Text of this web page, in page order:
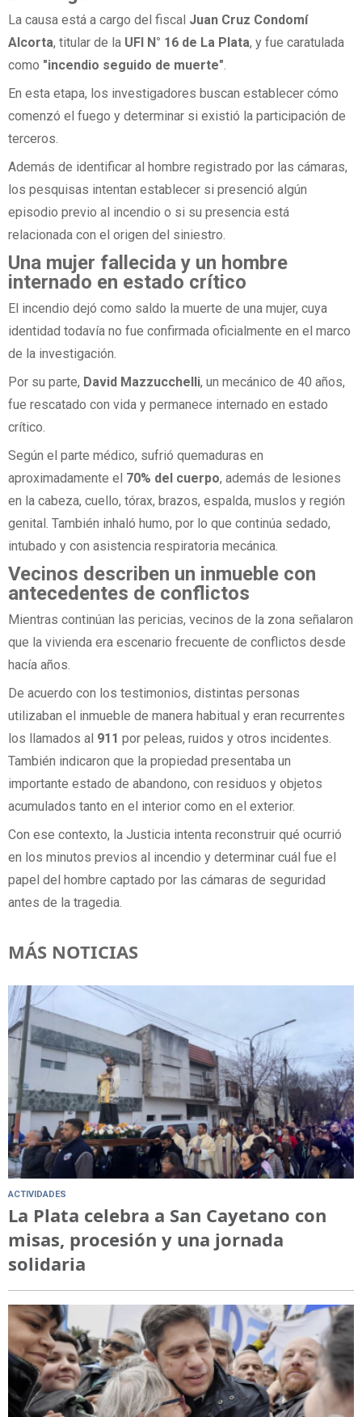
La causa está a cargo del fiscal Juan Cruz Condomí
Alcorta, titular de la UFI N° 16 de La Plata, y fue caratulada
como "incendio seguido de muerte".
En esta etapa, los investigadores buscan establecer cómo
comenzó el fuego y determinar si existió la participación de
terceros.
Además de identificar al hombre registrado por las cámaras,
los pesquisas intentan establecer si presenció algún
episodio previo al incendio o si su presencia está
relacionada con el origen del siniestro.
Una mujer fallecida y un hombre
internado en estado crítico
El incendio dejó como saldo la muerte de una mujer, cuya
identidad todavía no fue confirmada oficialmente en el marco
de la investigación.
Por su parte, David Mazzucchelli, un mecánico de 40 años,
fue rescatado con vida y permanece internado en estado
crítico.
Según el parte médico, sufrió quemaduras en
aproximadamente el 70% del cuerpo, además de lesiones
en la cabeza, cuello, tórax, brazos, espalda, muslos y región
genital. También inhaló humo, por lo que continúa sedado,
intubado y con asistencia respiratoria mecánica.
Vecinos describen un inmueble con
antecedentes de conflictos
Mientras continúan las pericias, vecinos de la zona señalaron
que la vivienda era escenario frecuente de conflictos desde
hacía años.
De acuerdo con los testimonios, distintas personas
utilizaban el inmueble de manera habitual y eran recurrentes
los llamados al 911 por peleas, ruidos y otros incidentes.
También indicaron que la propiedad presentaba un
importante estado de abandono, con residuos y objetos
acumulados tanto en el interior como en el exterior.
Con ese contexto, la Justicia intenta reconstruir qué ocurrió
en los minutos previos al incendio y determinar cuál fue el
papel del hombre captado por las cámaras de seguridad
antes de la tragedia.
MÁS NOTICIAS
ACTIVIDADES
La Plata celebra a San Cayetano con
misas, procesión y una jornada
solidaria